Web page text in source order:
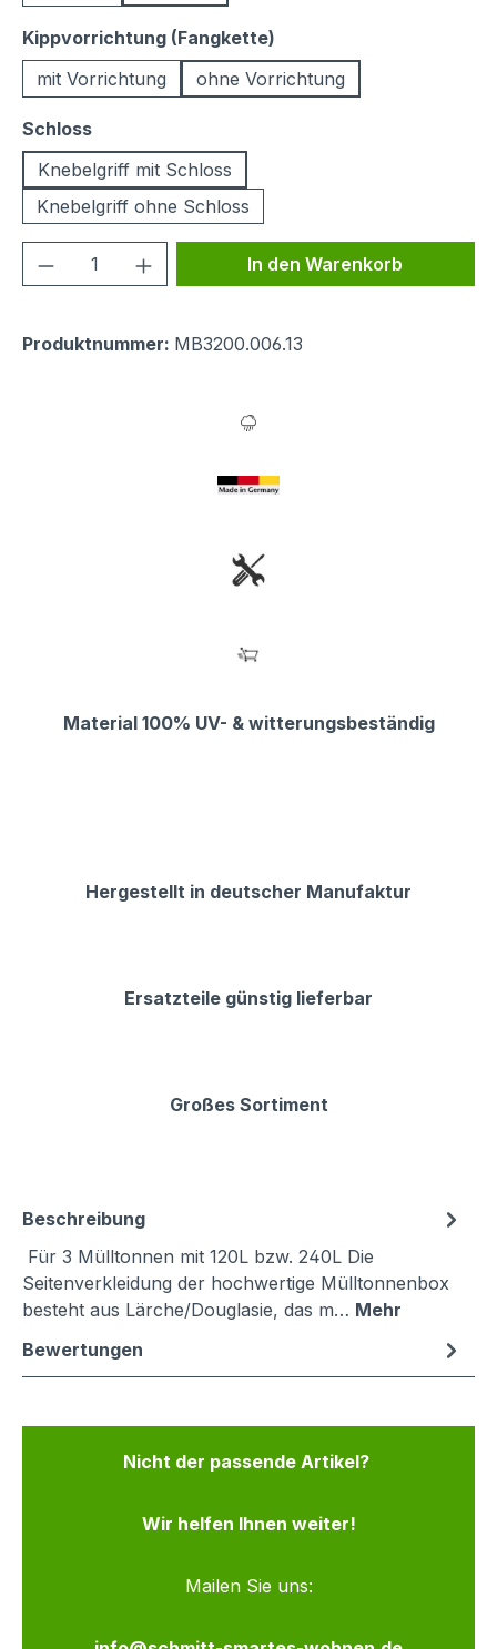
Kippvorrichtung (Fangkette)
mit Vorrichtung
ohne Vorrichtung
Schlossauswählen
Knebelgriff mit Schloss
Knebelgriff ohne Schloss
Produkt Anzahl: Gib denIn den Warenkorb
Produktnummer: MB3200.006.13
Material 100% UV- & witterungsbeständig
Hergestellt in deutscher Manufaktur
Ersatzteile günstig lieferbar
Großes Sortiment
Beschreibung
Für 3 Mülltonnen mit 120L bzw. 240L Die
Seitenverkleidung der hochwertige Mülltonnenbox
besteht aus Lärche/Douglasie, das m… Mehr
Bewertungen
Nicht der passende Artikel?
Wir helfen Ihnen weiter!
Mailen Sie uns: